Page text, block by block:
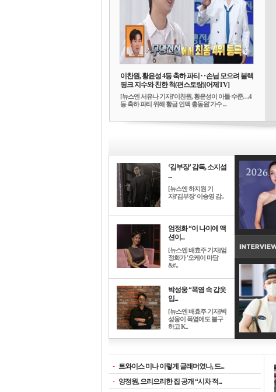
이찬원, 황윤성 4등 축하 파티‥손님 모으려 블랙
핑크 지수와 친한 척(편스토랑)[어제TV]
[뉴스엔 서유나 기자]'이찬원, 황윤성이 아들 수준…4
등 축하 파티 위해 황금 인맥 총동원'가수 ...
‘김부장’ 감독, 소지섭
...
[뉴스엔 하지원 기
자]'김부장' 이승영 감..
엄정화 “이 나이에 액
션이...
[뉴스엔 배효주 기자]엄
정화가 '오케이 마담
&#..
박성웅 “폭염 속 갑옷
입...
[뉴스엔 배효주 기자]박
성웅이 폭염에도 불구
하고 K..
- 트와이스 미나 이렇게 글래머였나, 드...
- 양정원, 으리으리한 집 공개 “시차 적...